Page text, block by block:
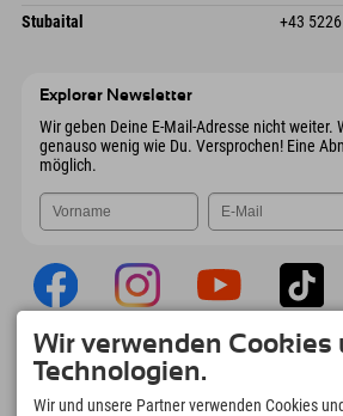
Österreich
Dorfstraße 24
9546 Bad Kleinkirchheim
Stubaital +43
Explorer Newsletter
Wir geben Deine E-Mail-Adresse nicht weiter.
genauso wenig wie Du. Versprochen! Eine
möglich.
Explorer App
Upload Deiner #ExplorerMoments, Mein
Wir verwenden Cookies
Technologien.
Wir und unsere Partner verwenden Cookies